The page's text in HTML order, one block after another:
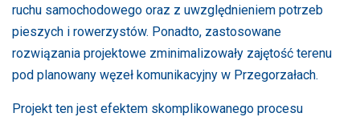
ruchu samochodowego oraz z uwzględnieniem potrzeb
pieszych i rowerzystów. Ponadto, zastosowane
rozwiązania projektowe zminimalizowały zajętość terenu
pod planowany węzeł komunikacyjny w Przegorzałach.
Projekt ten jest efektem skomplikowanego procesu